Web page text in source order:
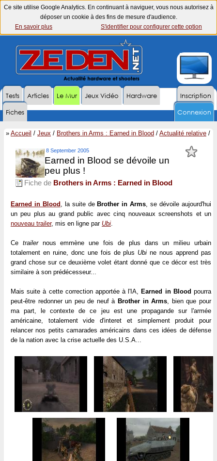
Ce site utilise Google Analytics. En continuant à naviguer, vous nous autorisez à
déposer un cookie à des fins de mesure d'audience.
En savoir plus
S'identifier pour configurer cette option
Inscription
Tests Articles Le Mur Jeux Vidéo
Hardware
Fiches
Connexion
» Accueil / Jeux / Brothers in Arms : Earned in Blood / Actualité relative /
8 September 2005
Earned in Blood se dévoile un
peu plus !
Fiche de Brothers in Arms : Earned in Blood
Earned in Blood , la suite de Brother in Arms, se dévoile aujourd'hui
un peu plus au grand public avec cinq nouveaux screenshots et un
nouveau trailer, mis en ligne par Ubi.
Ce trailernous emmène une fois de plus dans un milieu urbain
totalement en ruine, donc une fois de plus Ubi ne nous apprend pas
grand chose sur ce deuxième volet étant donné que ce décor est très
similaire à son prédécesseur...
Mais suite à cette correction apportée à l'IA, Earned in Blood pourra
peut-être redonner un peu de neuf à Brother in Arms, bien que pour
ma part, le contexte de ce jeu est une propagande sur l'armée
américaine, totalement vide d'interet et simplement produit pour
relancer nos petits camarades américains dans ces idées de défense
de la nation avec la crise actuelle des U.S.A...